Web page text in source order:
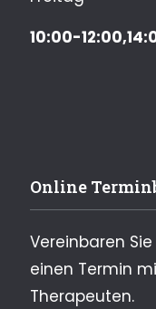
10:00-
Online
Vereinbaren
einen Termin
Therapeuten.